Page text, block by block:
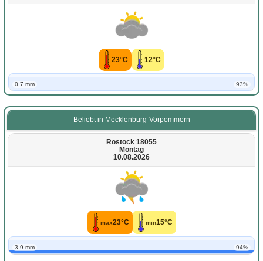
23°C 12°C
0.7 mm 93%
Beliebt in Mecklenburg-Vorpommern
Rostock 18055
Montag
10.08.2026
max23°C min15°C
3.9 mm 94%